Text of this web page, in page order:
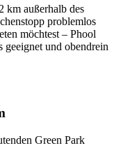
km außerhalb des
problemlos
möchtest – Phool
geeignet und obendrein
Green Park